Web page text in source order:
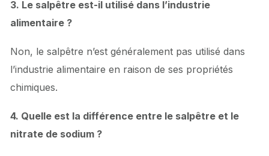
3. Le salpêtre est-il utilisé dans l’industrie
alimentaire ?
Non, le salpêtre n’est généralement pas utilisé dans
l’industrie alimentaire en raison de ses propriétés
chimiques.
4. Quelle est la différence entre le salpêtre et le
nitrate de sodium ?